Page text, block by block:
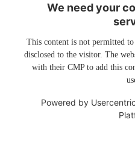
We need your
This content is not permitted
disclosed to the visitor. The
with their CMP to add this
Powered by